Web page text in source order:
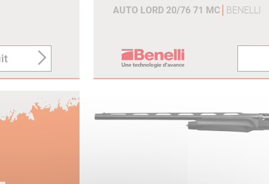
AUTO LORD 20/76 71 MC BENELLI